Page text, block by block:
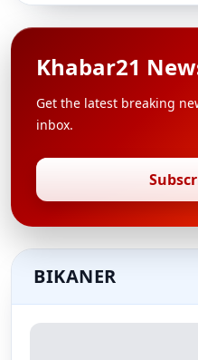
Khabar21
Get the latest breaking
inbox.
BIKANER